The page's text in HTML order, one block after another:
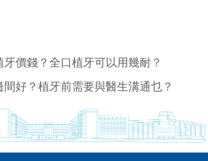
牙價錢？全口植牙可以用幾耐？
間好？植牙前需要與醫生溝通乜？